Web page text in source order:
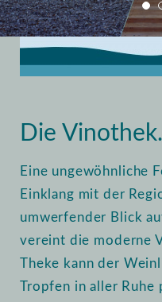
Die Vinothek.
Eine ungewöhnliche
Einklang mit der
umwerfender Blick
vereint die moderne
Theke kann der
Tropfen in aller Ruhe